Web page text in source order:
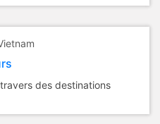
des destinations